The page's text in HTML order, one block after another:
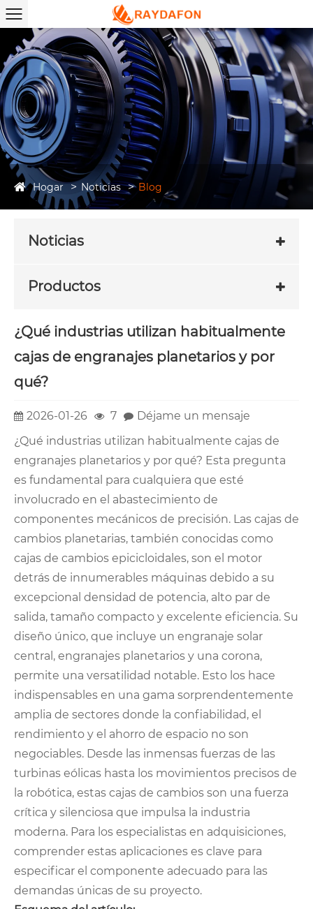
Hogar Noticias Blog
Noticias
Productos
¿Qué industrias utilizan habitualmente
cajas de engranajes planetarios y por
qué?
2026-01-26 7
Déjame un mensaje
¿Qué industrias utilizan habitualmente cajas de
engranajes planetarios y por qué? Esta pregunta
es fundamental para cualquiera que esté
involucrado en el abastecimiento de
componentes mecánicos de precisión. Las cajas de
cambios planetarias, también conocidas como
cajas de cambios epicicloidales, son el motor
detrás de innumerables máquinas debido a su
excepcional densidad de potencia, alto par de
salida, tamaño compacto y excelente eficiencia. Su
diseño único, que incluye un engranaje solar
central, engranajes planetarios y una corona,
permite una versatilidad notable. Esto los hace
indispensables en una gama sorprendentemente
amplia de sectores donde la confiabilidad, el
rendimiento y el ahorro de espacio no son
negociables. Desde las inmensas fuerzas de las
turbinas eólicas hasta los movimientos precisos de
la robótica, estas cajas de cambios son una fuerza
crítica y silenciosa que impulsa la industria
moderna. Para los especialistas en adquisiciones,
comprender estas aplicaciones es clave para
especificar el componente adecuado para las
demandas únicas de su proyecto.